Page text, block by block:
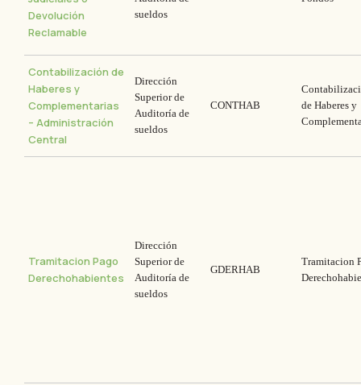
Devolución
Reclamable
sueldos
Contabilización de
Haberes y
Complementarias
– Administración
Central
Dirección
Superior de
Auditoría de
sueldos
CONTHAB
de Haberes y
Tramitacion Pago
Derechohabientes
Dirección
Superior de
Auditoría de
sueldos
GDERHAB
Tramitacion